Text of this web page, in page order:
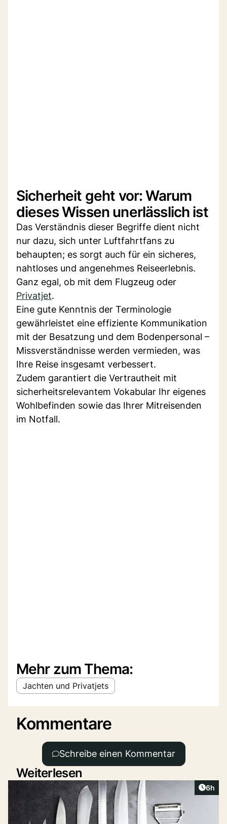
Sicherheit geht vor: Warum
dieses Wissen unerlässlich ist
Das Verständnis dieser Begriffe dient nicht
nur dazu, sich unter Luftfahrtfans zu
behaupten; es sorgt auch für ein sicheres,
nahtloses und angenehmes Reiseerlebnis.
Ganz egal, ob mit dem Flugzeug oder
Privatjet.
Eine gute Kenntnis der Terminologie
gewährleistet eine effiziente Kommunikation
mit der Besatzung und dem Bodenpersonal –
Missverständnisse werden vermieden, was
Ihre Reise insgesamt verbessert.
Zudem garantiert die Vertrautheit mit
sicherheitsrelevantem Vokabular Ihr eigenes
Wohlbefinden sowie das Ihrer Mitreisenden
im Notfall.
Mehr zum Thema:
Jachten und Privatjets
Kommentare
Schreibe einen Kommentar
Weiterlesen
6h